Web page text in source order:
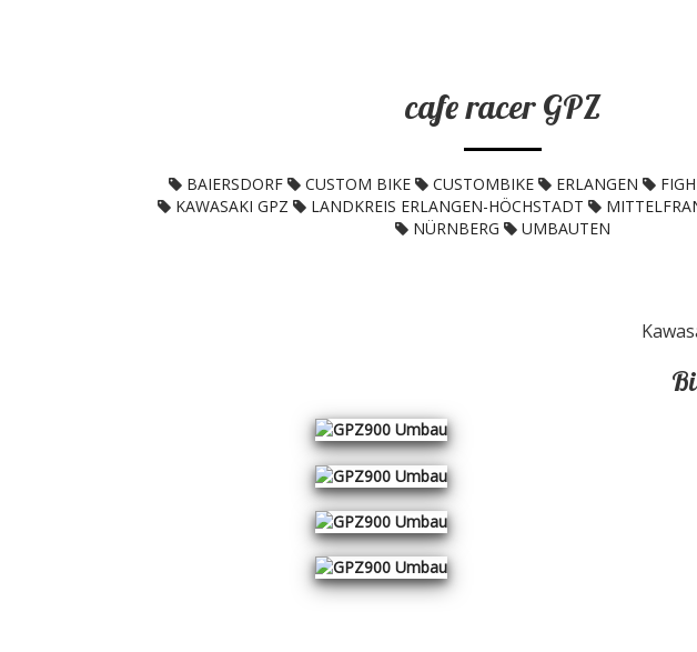
cafe racer GPZ
BAIERSDORF CUSTOM BIKE CUSTOMBIKE ERLANGEN
KAWASAKI GPZ
LANDKREIS ERLANGEN-HÖCHSTADT
NÜRNBERG
UMBAUTEN